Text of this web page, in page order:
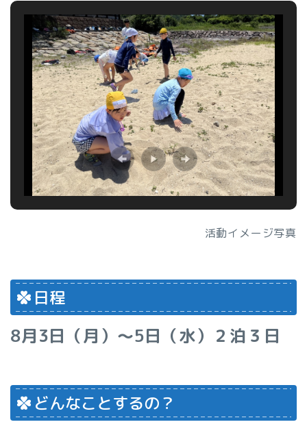
活動イメージ写真
日程
8月3日（月）～5日（水）２泊３日
どんなことするの？